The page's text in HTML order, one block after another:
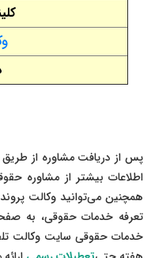
پس از دریافت مشاوره از
اطلاعات بیشتر از مشاوره
همچنین می‌توانید وکالت
تعرفه خدمات حقوقی، به
خدمات حقوقی سایت وکالت